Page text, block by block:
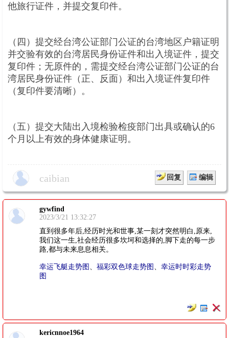
他旅行证件，并提交复印件。
（四）提交经台湾公证部门公证的台湾地区户籍证明
并交验有效的台湾居民身份证件和出入境证件，提交
复印件；无原件的，需提交经台湾公证部门公证的台
湾居民身份证件（正、反面）和出入境证件复印件
（复印件要清晰）。
（五）提交大陆出入境检验检疫部门出具或确认的6
个月以上有效的身体健康证明。
caibian 回复 编辑
gywfind
2023/3/21 13:32:27
直到很多年后,经历时光和世事,某一刻才突然明白,原来,
我们这一生,社会经历很多坎坷和选择的,脚下走的每一步
路,都与未来息息相关。
幸运飞艇走势图 、 福彩双色球走势图 、 幸运时时彩走势
图
kericnnoe1964